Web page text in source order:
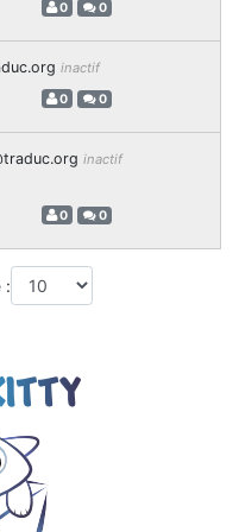
0 0
inactif
0 0
inactif
0 0
: